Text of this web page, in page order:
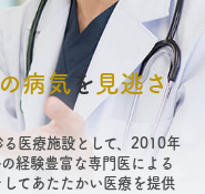
病気を 見逃さ
医療施設として、2010年
経験豊富な専門医による
てあたたかい医療を提供